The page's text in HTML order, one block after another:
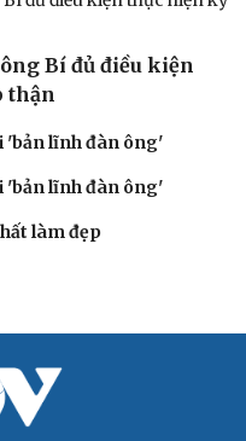
truyện đêm khuya
Cửa sổ tình yêu
Bí đủ điều kiện
thận
'bản lĩnh đàn ông'
'bản lĩnh đàn ông'
làm đẹp